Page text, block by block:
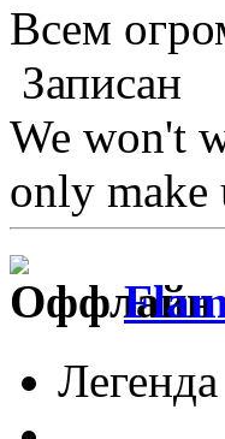
Всем
Записан
We won't
only make